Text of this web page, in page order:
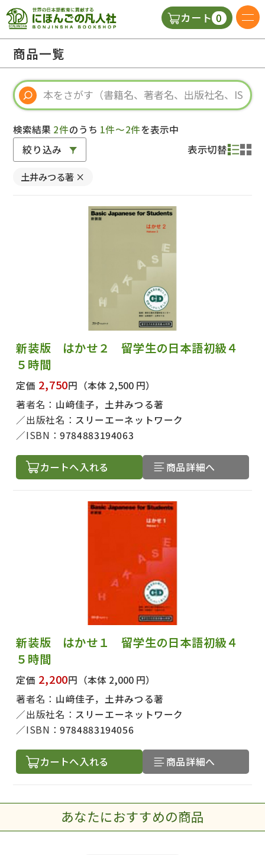
カート 0
視聴覚・補助教材
教師用参考書
商品一覧
検索結果 2件のうち 1件～2件を表示中
絞り込み 表示切替
土井みつる著 ×
新装版 はかせ２ 留学生の日本語初級４
５時間
定価 2,750円 （本体 2,500 円）
著者名： 山﨑佳子，土井みつる著
出版社名： スリーエーネットワーク
ISBN：9784883194063
カートへ入れる 商品詳細へ
新装版 はかせ１ 留学生の日本語初級４
５時間
定価 2,200円 （本体 2,000 円）
著者名： 山﨑佳子，土井みつる著
出版社名： スリーエーネットワーク
ISBN：9784883194056
カートへ入れる 商品詳細へ
あなたにおすすめの商品